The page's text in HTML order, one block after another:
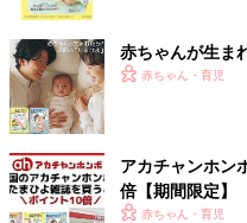
赤ちゃんが生ま
赤ちゃん・育児
アカチャンホン
倍【期間限定】
赤ちゃん・育児